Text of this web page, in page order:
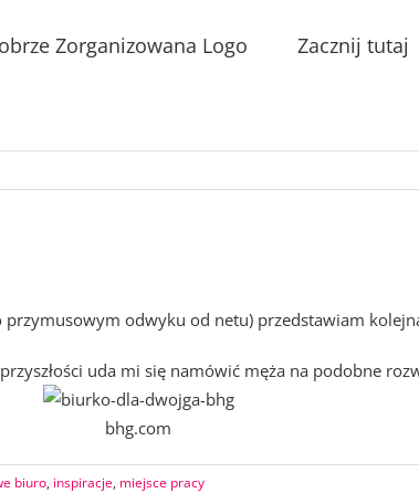
Zacznij tutaj
odwyku od netu) przedstawiam
uda mi się namówić męża na podobne
bhg.com
biuro, inspiracje, miejsce pracy